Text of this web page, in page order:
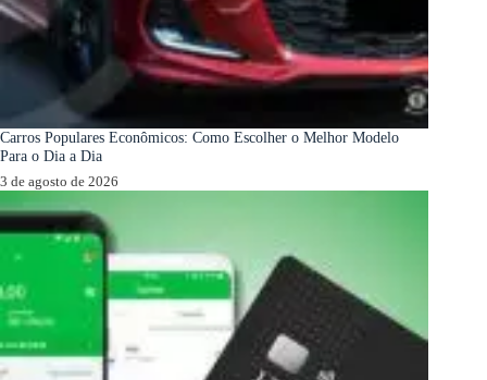
Carros Populares Econômicos: Como Escolher o Melhor Modelo
Para o Dia a Dia
3 de agosto de 2026